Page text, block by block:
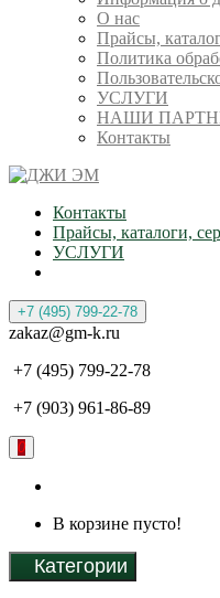
О нас
Прайсы,
Политика
УСЛУГИ
НАШИ
Контакты
Контакты
Прайсы, каталоги,
УСЛУГИ
+7 (495) 799-22-78
zakaz@gm-k.ru
+7 (495) 799-22-78
+7 (903) 961-86-89
0
В корзине пусто!
Категории